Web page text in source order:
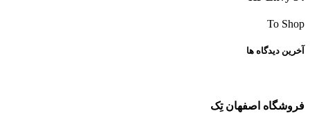
To Shop
آخرین دیدگاه ها
فروشگاه اصفهان تِک